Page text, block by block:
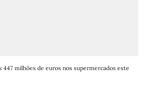
447 milhões de euros nos supermercados este